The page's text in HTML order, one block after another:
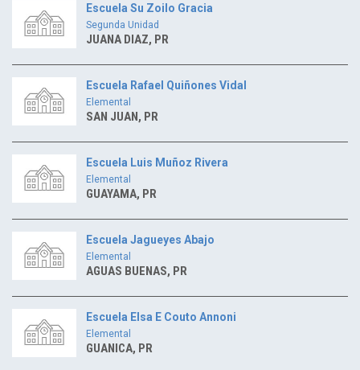
Escuela Su Zoilo Gracia
Segunda Unidad
JUANA DIAZ, PR
Escuela Rafael Quiñones Vidal
Elemental
SAN JUAN, PR
Escuela Luis Muñoz Rivera
Elemental
GUAYAMA, PR
Escuela Jagueyes Abajo
Elemental
AGUAS BUENAS, PR
Escuela Elsa E Couto Annoni
Elemental
GUANICA, PR